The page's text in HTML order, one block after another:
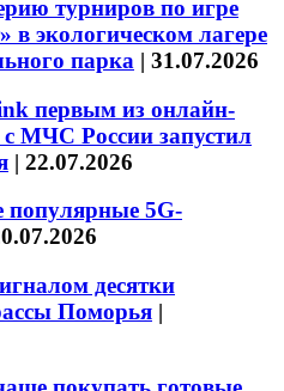
турниров по игре
в экологическом лагере
парка | 31.07.2026
первым из онлайн-
с МЧС России запустил
| 22.07.2026
5G-
десятки
Поморья |